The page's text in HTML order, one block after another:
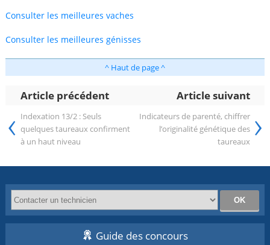
Consulter les meilleures vaches
Consulter les meilleures génisses
^ Haut de page ^
Article précédent Article suivant
‹ Indexation 13/2 : Seuls
quelques taureaux confirment
à un haut niveau
Indicateurs de parenté, chiffrer
l’originalité génétique des
taureaux ›
Guide des concours